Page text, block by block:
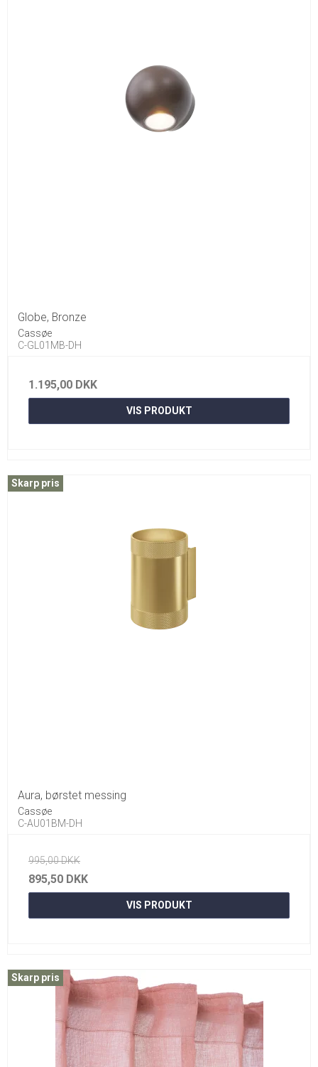
Globe, Bronze
Cassøe
C-GL01MB-DH
1.195,00 DKK
VIS PRODUKT
Skarp pris
Aura, børstet messing
Cassøe
C-AU01BM-DH
995,00 DKK
895,50 DKK
VIS PRODUKT
Skarp pris